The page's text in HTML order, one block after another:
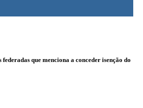
que menciona a conceder isenção do